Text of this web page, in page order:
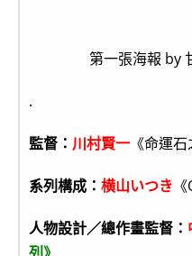
第一張海報 by
.
監督： 川村賢一 《命運石
系列構成： 横山いつき
人物設計／總作畫監督：